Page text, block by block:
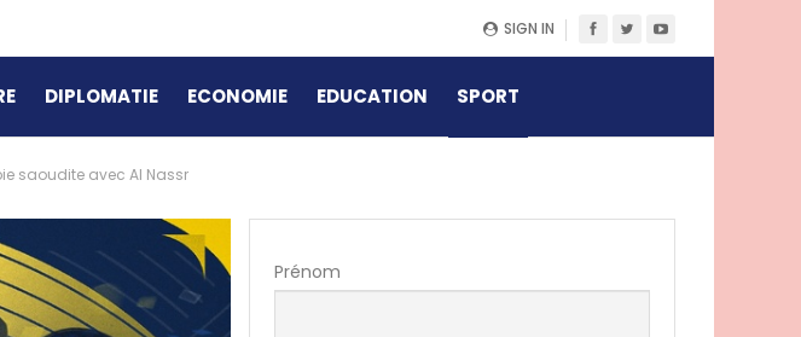
SIGN IN
DIPLOMATIE ECONOMIE EDUCATION SPORT
saoudite avec Al Nassr
Prénom